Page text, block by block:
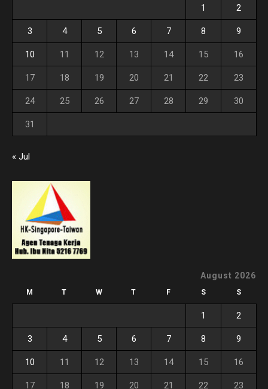
1 2
3 4 5 6 7 8 9
10 11 12 13 14 15 16
17 18 19 20 21 22 23
24 25 26 27 28 29 30
31
« Jul
August 2026
M T W T F S S
1 2
3 4 5 6 7 8 9
10 11 12 13 14 15 16
17 18 19 20 21 22 23